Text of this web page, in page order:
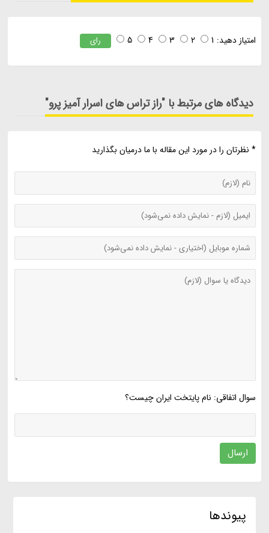
امتیاز دهید: 1
2
3
4
5 رای
دیدگاه های مرتبط با "راز تراس های اسرار آمیز پرو"
* نظرتان را در مورد این مقاله با ما درمیان بگذارید
سوال اتفاقی: نام پایتخت ایران چیست؟
ارسال
پیوندها